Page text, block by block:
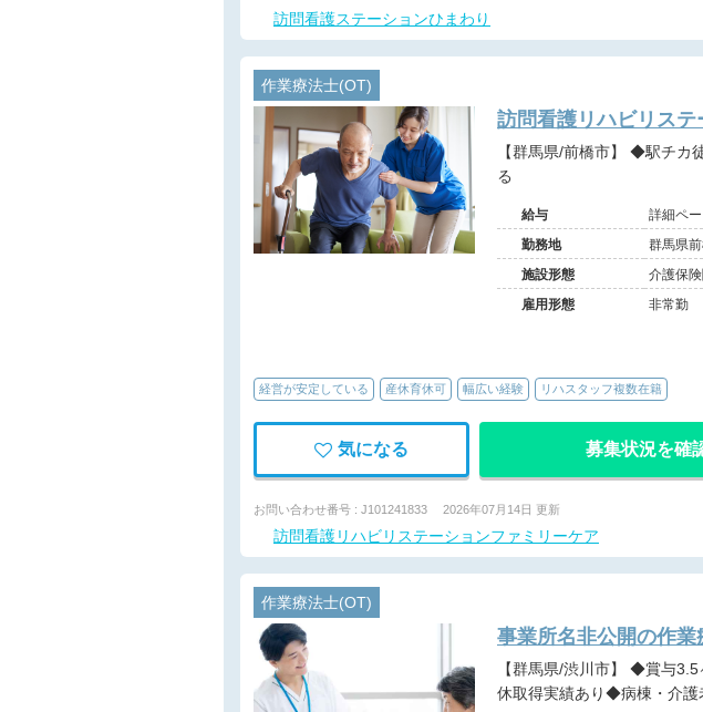
訪問看護ステーションひまわり
作業療法士(OT)
訪問看護リハビリス
【群馬県/前橋市】 ◆駅チカ徒歩圏内◆残業少なめ◆完全週休2日制◆子育て理解あり◆臨床経験を活かせ
る
給与
詳細ペ
勤務地
群馬県
施設形態
介護保
雇用形態
非常勤
経営が安定している 産休育休可 幅広い経験 リハスタッフ複数在籍
気になる 募集状況を確
お問い合わせ番号 : J101241833 2026年07月14日 更新
訪問看護リハビリステーションファミリーケア
作業療法士(OT)
事業所名非公開の作業
【群馬県/渋川市】 ◆賞与3.5ヶ月分◆住宅・扶養手当あり◆残業月10時間程度◆子育て理解あり◆産休育
休取得実績あり◆病棟・介